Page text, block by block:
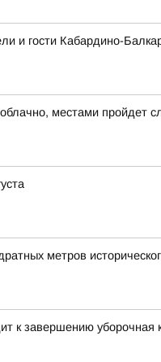
и гости Кабардино-
местами пройдет
метров
к завершению уборочная